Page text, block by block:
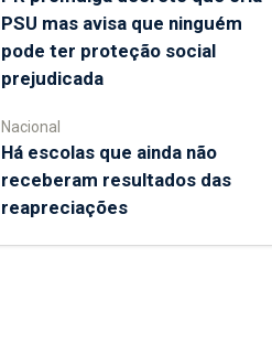
PSU mas avisa que ninguém
pode ter proteção social
prejudicada
Nacional
Há escolas que ainda não
receberam resultados das
reapreciações